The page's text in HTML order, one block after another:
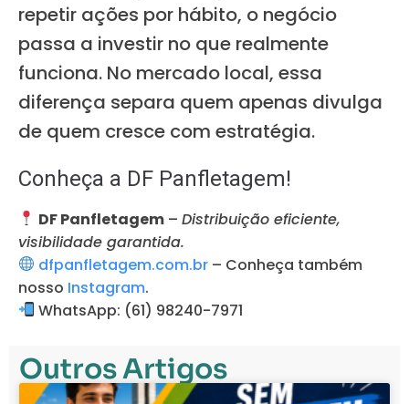
repetir ações por hábito, o negócio
passa a investir no que realmente
funciona. No mercado local, essa
diferença separa quem apenas divulga
de quem cresce com estratégia.
Conheça a DF Panfletagem!
DF Panfletagem –Distribuição eficiente,
visibilidade garantida.
dfpanfletagem.com.br – Conheça também
nosso Instagram.
WhatsApp: (61) 98240-7971
Outros Artigos